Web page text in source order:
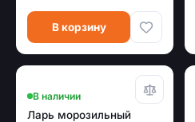
В корзину
В наличии
Ларь морозильный